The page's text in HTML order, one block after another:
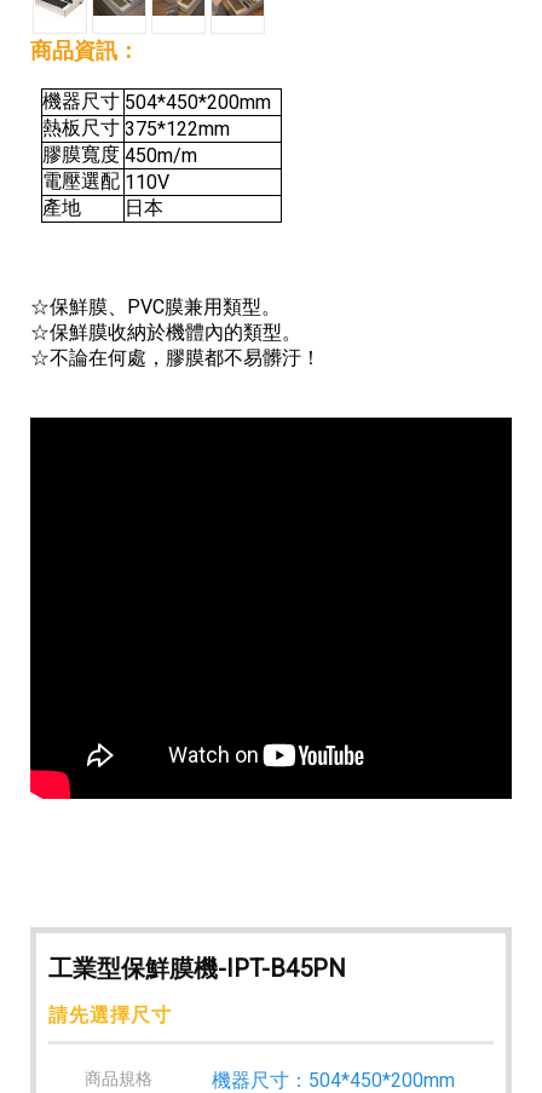
商品資訊：
機器尺寸 504*450*200mm
熱板尺寸 375*122mm
膠膜寬度 450m/m
電壓選配 110V
產地
日本
☆保鮮膜、PVC膜兼用類型。
☆保鮮膜收納於機體內的類型。
☆不論在何處，膠膜都不易髒汙！
工業型保鮮膜機-IPT-B45PN
請先選擇尺寸
商品規格
機器尺寸：504*450*200mm